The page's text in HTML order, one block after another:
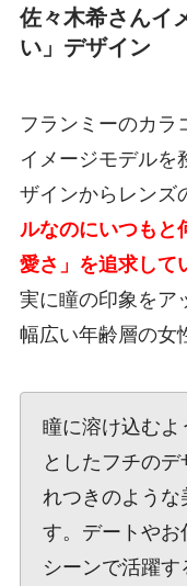
佐々木希さんイ
い」デザイン
フランミーのカラ
イメージモデルを
ザインからレンズ
ルなのにいつもと
愛さ」を追求して
実に瞳の印象をア
幅広い年齢層の女
瞳に溶け込むよ
としたフチの
れつきのような
す。デートやお
シーンで活躍